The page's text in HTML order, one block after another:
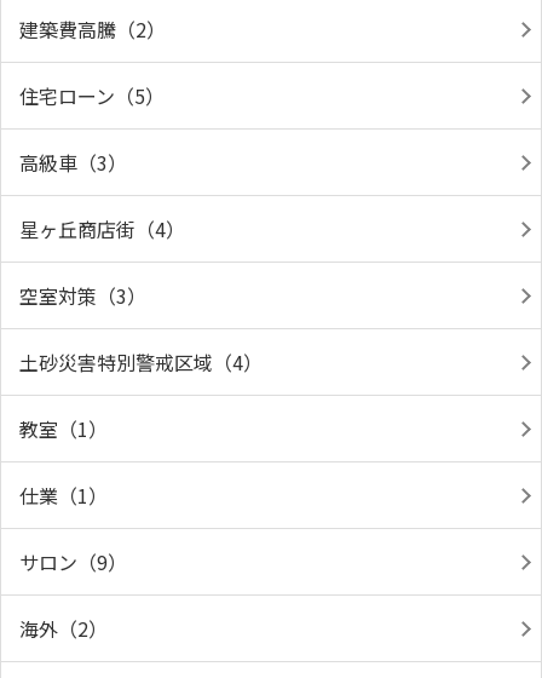
建築費高騰（2）
住宅ローン（5）
高級車（3）
星ヶ丘商店街（4）
空室対策（3）
土砂災害特別警戒区域（4）
教室（1）
仕業（1）
サロン（9）
海外（2）